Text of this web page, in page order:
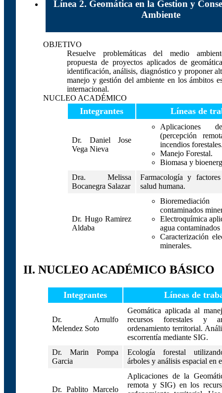
Línea 2. Geomática en la Gestion y
Ambiente
OBJETIVO
Resuelve problemáticas del medio
propuesta de proyectos aplicados de
identificación, análisis, diagnóstico y proponer
manejo y gestión del ambiente en los ámbitos
internacional.
NUCLEO ACADÉMICO
Integrantes Líneas de
Dr. Daniel Jose
Vega Nieva
Aplicaciones
(percepción
incendios
Manejo Forestal.
Biomasa y
Dra. Melissa
Bocanegra Salazar
Farmacología y
salud humana.
Dr. Hugo Ramirez
Aldaba
contaminados
Electroquímica
agua
Caracterización
minerales.
II. NUCLEO ACADÉMICO BÁSICO
Integrantes Líneas de
Dr. Arnulfo
Melendez Soto
Geomática aplicada al
recursos forestales y
ordenamiento territorial.
escorrentía mediante SIG.
Dr. Marin Pompa
Garcia
Ecología forestal
árboles y análisis espacial en
Dr. Pablito Marcelo
Aplicaciones de la
remota y SIG) en los